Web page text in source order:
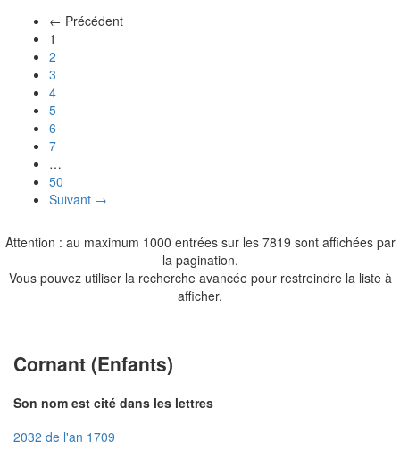
← Précédent
1
2
3
4
5
6
7
…
50
Suivant →
Attention : au maximum 1000 entrées sur les 7819 sont affichées par
la pagination.
Vous pouvez utiliser la recherche avancée pour restreindre la liste à
afficher.
Cornant (Enfants)
Son nom est cité dans les lettres
2032 de l'an 1709